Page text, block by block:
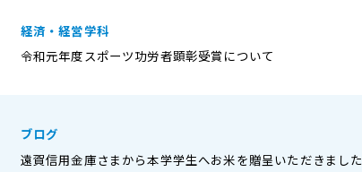
経済・経営学科
令和元年度スポーツ功労者顕彰受賞について
ブログ
遠賀信用金庫さまから本学学生へお米を贈呈いただきました